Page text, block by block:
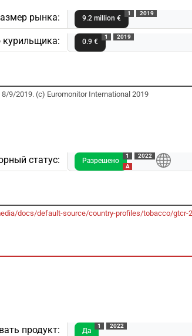
рынка: 9.2 million €
1 2019
курильщика: 0.9 €
1 2019
9/2019. (c) Euromonitor International 2019
статус: Разрешено
1
A
2022
docs/default-source/country-profiles/tobacco/gtcr-
продукт: Да
1 2022